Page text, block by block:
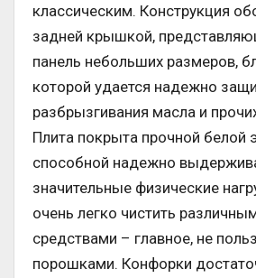
классическим. Конструкция
задней крышкой,
панель небольших размеров,
которой удается надежно
разбрызгивания масла и
Плита покрыта прочной белой
способной надежно
значительные физические
очень легко чистить
средствами – главное, не
порошками. Конфорки